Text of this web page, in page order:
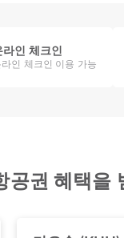
라인 체크인
라인 체크인 이용 가능
공권 혜택을